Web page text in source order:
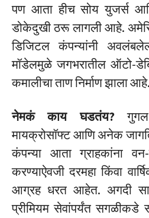
पण आता हीच सोय युजर्स
डोकेदुखी ठरू लागली आहे.
डिजिटल कंपन्यांनी
मॉडेलमुळे जगभरातील ऑटो-
कमालीचा ताण निर्माण झाला आहे.
नेमकं काय घडतंय?
मायक्रोसॉफ्ट आणि अनेक
कंपन्या आता ग्राहकांना
करण्याऐवजी दरमहा किंवा
आग्रह धरत आहेत. अगदी
प्रीमियम सेवांपर्यंत सगळीकडे